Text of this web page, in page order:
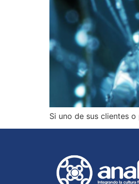
Si uno de sus clientes